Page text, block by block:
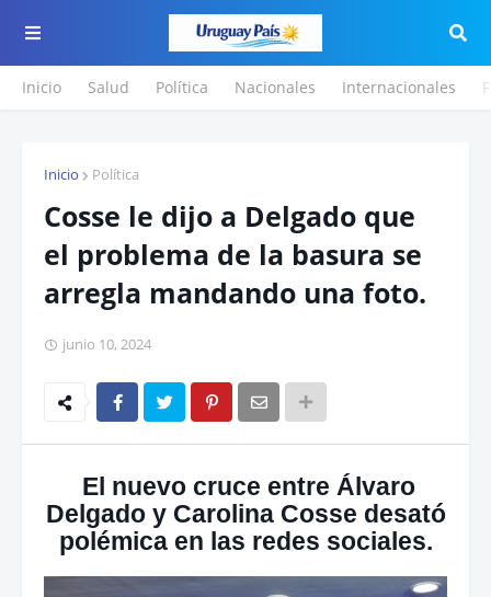
Inicio Salud Política Nacionales Internacionales
Inicio Política
Cosse le dijo a Delgado que
el problema de la basura se
arregla mandando una foto.
junio 10, 2024
El nuevo cruce entre Álvaro
Delgado y Carolina Cosse desató
polémica en las redes sociales.